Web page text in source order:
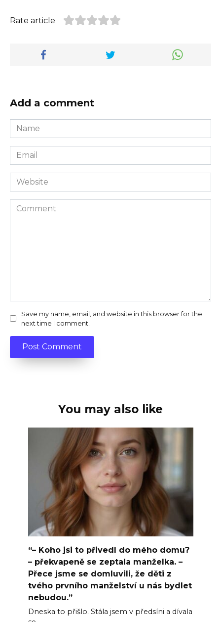
Rate article
Add a comment
Name
*
Email
*
Website
Comment
Save my name, email, and website in this browser for the
next time I comment.
You may also like
“– Koho jsi to přivedl do mého domu?
– překvapeně se zeptala manželka. –
Přece jsme se domluvili, že děti z
tvého prvního manželství u nás bydlet
nebudou.”
Dneska to přišlo. Stála jsem v předsíni a dívala